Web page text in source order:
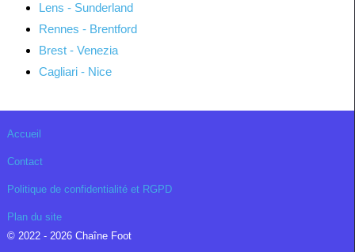
Lens - Sunderland
Rennes - Brentford
Brest - Venezia
Cagliari - Nice
Accueil
Contact
Politique de confidentialité et RGPD
Plan du site
© 2022 - 2026 Chaîne Foot